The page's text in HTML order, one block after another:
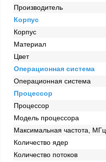
Производитель
Корпус
Корпус
Материал
Цвет
Операционная система
Операционная система
Процессор
Процессор
Модель процессора
Максимальная частота, МГц
Количество ядер
Количество потоков